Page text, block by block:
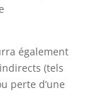
également
(tels
perte d’une